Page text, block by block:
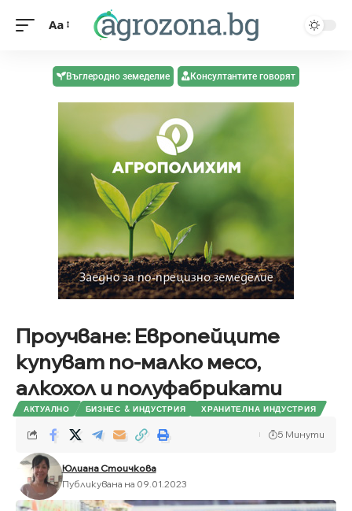
Aa
Въглеродно земеделие Консултантите говорят
Проучване: Европейците
купуват по-малко месо,
алкохол и полуфабрикати
АКТУАЛНО БИЗНЕС & ИНДУСТРИЯ ХРАНИТЕЛНА ИНДУСТРИЯ
Юлиана Стоичкова
Публикувана на 09.01.2023
5 Минути